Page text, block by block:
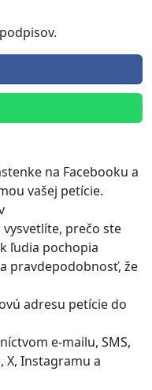
na Facebooku a
vašej petície.
prečo ste
ľudia pochopia
pravdepodobnosť, že
adresu petície do
e-mailu, SMS,
X, Instagramu a